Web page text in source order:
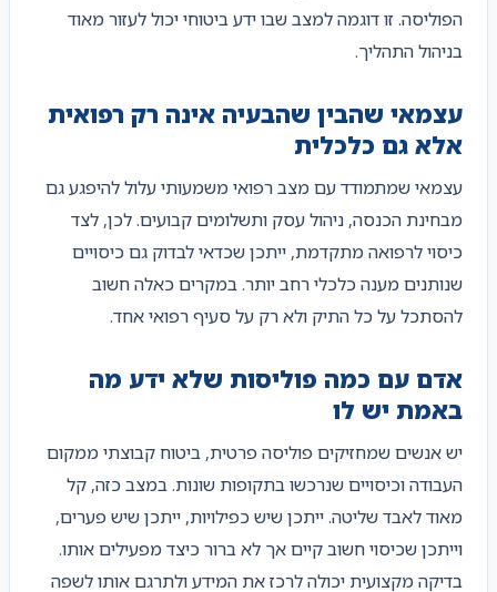
הפוליסה. זו דוגמה למצב שבו ידע ביטוחי יכול לעזור מאוד
בניהול התהליך.
עצמאי שהבין שהבעיה אינה רק רפואית
אלא גם כלכלית
עצמאי שמתמודד עם מצב רפואי משמעותי עלול להיפגע גם
מבחינת הכנסה, ניהול עסק ותשלומים קבועים. לכן, לצד
כיסוי לרפואה מתקדמת, ייתכן שכדאי לבדוק גם כיסויים
שנותנים מענה כלכלי רחב יותר. במקרים כאלה חשוב
להסתכל על כל התיק ולא רק על סעיף רפואי אחד.
אדם עם כמה פוליסות שלא ידע מה
באמת יש לו
יש אנשים שמחזיקים פוליסה פרטית, ביטוח קבוצתי ממקום
העבודה וכיסויים שנרכשו בתקופות שונות. במצב כזה, קל
מאוד לאבד שליטה. ייתכן שיש כפילויות, ייתכן שיש פערים,
וייתכן שכיסוי חשוב קיים אך לא ברור כיצד מפעילים אותו.
בדיקה מקצועית יכולה לרכז את המידע ולתרגם אותו לשפה